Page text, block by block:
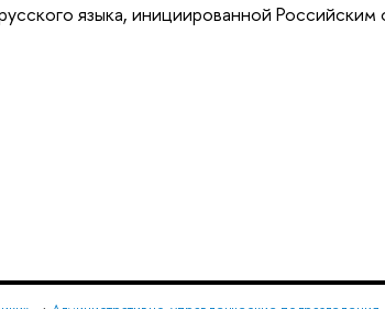
языка, инициированной